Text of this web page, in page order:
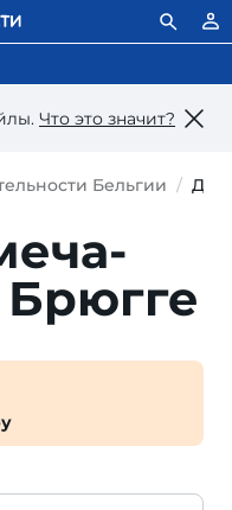
Что это значит?
Бельгии
Брюгге